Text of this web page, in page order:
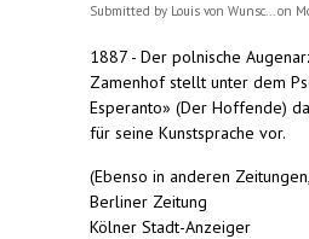
Submitted by Louis von Wunsc... on
1887 - Der polnische
Zamenhof stellt unter dem
Esperanto» (Der Hoffende)
für seine Kunstsprache vor.
(Ebenso in anderen
Berliner Zeitung
Kölner Stadt-Anzeiger